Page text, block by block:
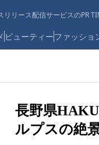
リース配信サービスのPR
ビューティーファッショ
長野県
ルプスの絶